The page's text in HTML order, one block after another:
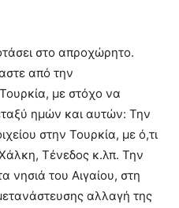
στο απροχώρητο.
από την
με στόχο να
ημών και αυτών: Την
στην Τουρκία, με ό,τι
Τένεδος κ.λπ. Την
νησιά του Αιγαίου, στη
αλλαγή της